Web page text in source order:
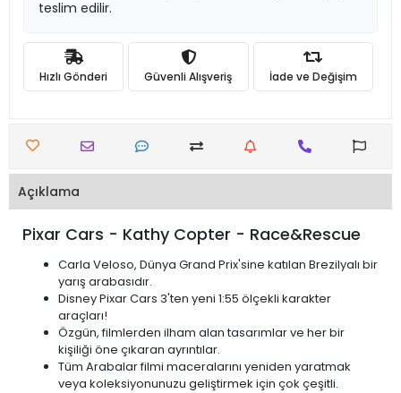
teslim edilir.
Hızlı Gönderi Güvenli Alışveriş İade ve Değişim
Açıklama
Pixar Cars - Kathy Copter - Race&Rescue
Carla Veloso, Dünya Grand Prix'sine katılan Brezilyalı bir
yarış arabasıdır.
Disney Pixar Cars 3'ten yeni 1:55 ölçekli karakter
araçları!
Özgün, filmlerden ilham alan tasarımlar ve her bir
kişiliği öne çıkaran ayrıntılar.
Tüm Arabalar filmi maceralarını yeniden yaratmak
veya koleksiyonunuzu geliştirmek için çok çeşitli.